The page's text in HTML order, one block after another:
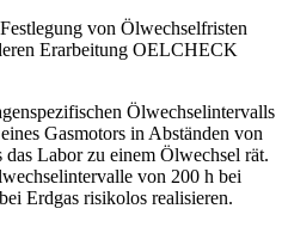
von Ölwechselfristen
Erarbeitung OELCHECK
Ölwechselintervalls
Gasmotors in Abständen von
Labor zu einem Ölwechsel rät.
von 200 h bei
Erdgas risikolos realisieren.